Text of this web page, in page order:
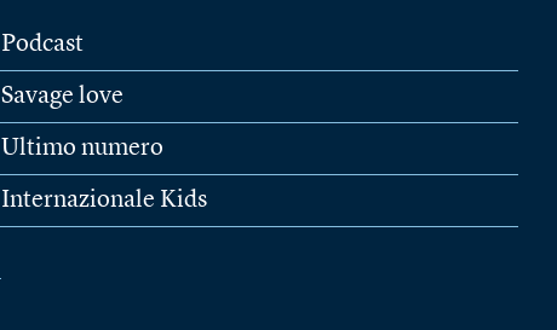
Podcast
Savage love
Ultimo numero
Internazionale Kids